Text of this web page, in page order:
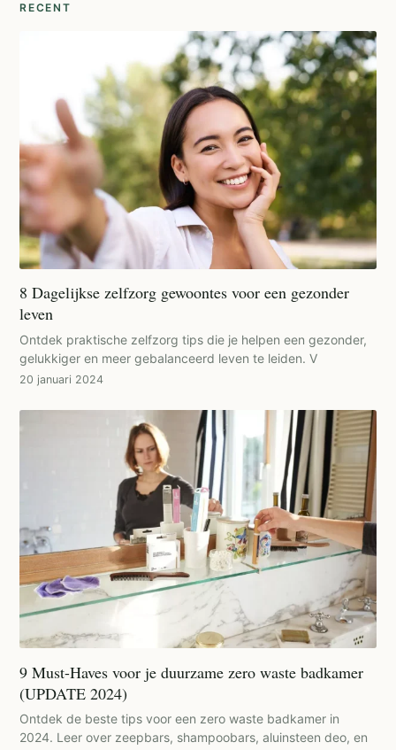
RECENT
8 Dagelijkse zelfzorg gewoontes voor een gezonder
leven
Ontdek praktische zelfzorg tips die je helpen een gezonder,
gelukkiger en meer gebalanceerd leven te leiden. V
20 januari 2024
9 Must-Haves voor je duurzame zero waste badkamer
(UPDATE 2024)
Ontdek de beste tips voor een zero waste badkamer in
2024. Leer over zeepbars, shampoobars, aluinsteen deo, en